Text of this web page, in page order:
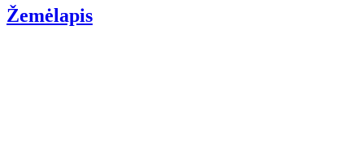
Žemėlapis